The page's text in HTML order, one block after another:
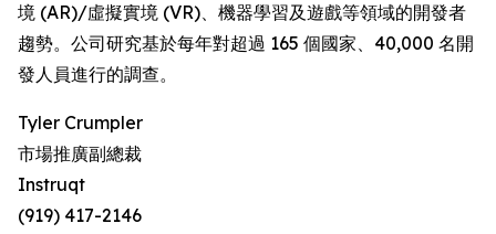
境 (AR)/虛擬實境 (VR)、機器學習及遊戲等領域的開發者
趨勢。公司研究基於每年對超過 165 個國家、40,000 名開
發人員進行的調查。
Tyler Crumpler
市場推廣副總裁
Instruqt
(919) 417-2146